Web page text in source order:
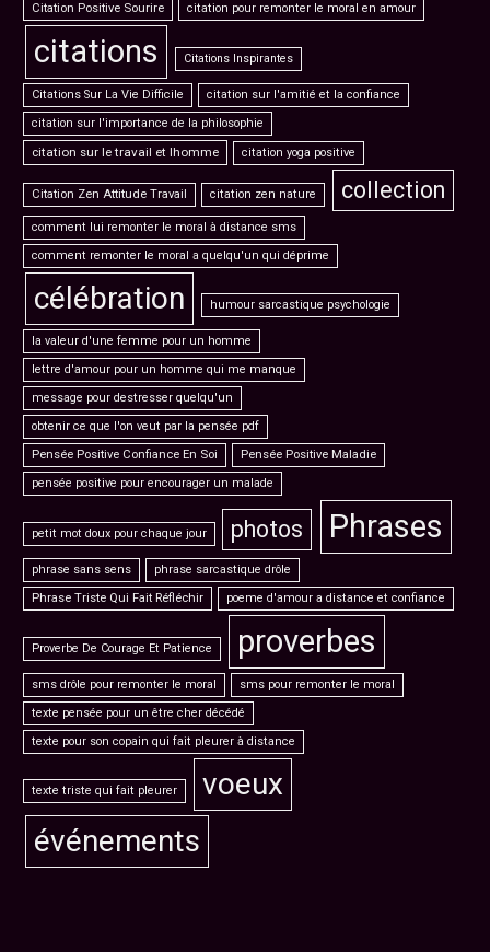
Citation Positive Sourire
citation pour remonter le moral en amour
citations Citations Inspirantes
Citations Sur La Vie Difficile
citation sur l'amitié et la confiance
citation sur l'importance de la philosophie
citation sur le travail et lhomme citation yoga positive
Citation Zen Attitude Travail citation zen nature collection
comment lui remonter le moral à distance sms
comment remonter le moral a quelqu'un qui déprime
célébration humour sarcastique psychologie
la valeur d'une femme pour un homme
lettre d'amour pour un homme qui me manque
message pour destresser quelqu'un
obtenir ce que l'on veut par la pensée pdf
Pensée Positive Confiance En Soi
Pensée Positive Maladie
pensée positive pour encourager un malade
petit mot doux pour chaque jour photos Phrases
phrase sans sens
phrase sarcastique drôle
Phrase Triste Qui Fait Réfléchir
poeme d'amour a distance et confiance
Proverbe De Courage Et Patience proverbes
sms drôle pour remonter le moral
sms pour remonter le moral
texte pensée pour un être cher décédé
texte pour son copain qui fait pleurer à distance
texte triste qui fait pleurer
voeux
événements